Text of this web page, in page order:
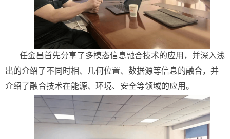
任金昌首先分享了多模态信息融合技术的应用，并深入浅
出的介绍了不同时相、几何位置、数据源等信息的融合，并
介绍了融合技术在能源、环境、安全等领域的应用。